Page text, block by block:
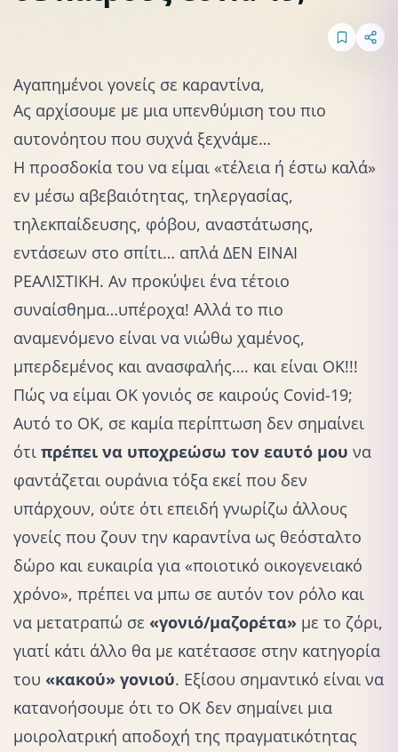
Aγαπημένοι γονείς σε καραντίνα,
Ας αρχίσουμε με μια υπενθύμιση του πιο
αυτονόητου που συχνά ξεχνάμε…
Η προσδοκία του να είμαι «τέλεια ή έστω καλά»
εν μέσω αβεβαιότητας, τηλεργασίας,
τηλεκπαίδευσης, φόβου, αναστάτωσης,
εντάσεων στο σπίτι… απλά ΔΕΝ ΕΙΝΑΙ
ΡΕΑΛΙΣΤΙΚΗ. Αν προκύψει ένα τέτοιο
συναίσθημα…υπέροχα! Αλλά το πιο
αναμενόμενο είναι να νιώθω χαμένος,
μπερδεμένος και ανασφαλής…. και είναι ΟΚ!!!
Πώς να είμαι ΟΚ γονιός σε καιρούς Covid-19;
Αυτό το ΟΚ, σε καμία περίπτωση δεν σημαίνει
ότι πρέπει να υποχρεώσω τον εαυτό μου να
φαντάζεται ουράνια τόξα εκεί που δεν
υπάρχουν, ούτε ότι επειδή γνωρίζω άλλους
γονείς που ζουν την καραντίνα ως θεόσταλτο
δώρο και ευκαιρία για «ποιοτικό οικογενειακό
χρόνο», πρέπει να μπω σε αυτόν τον ρόλο και
να μετατραπώ σε «γονιό/μαζορέτα» με το ζόρι,
γιατί κάτι άλλο θα με κατέτασσε στην κατηγορία
του «κακού» γονιού. Εξίσου σημαντικό είναι να
κατανοήσουμε ότι το ΟΚ δεν σημαίνει μια
μοιρολατρική αποδοχή της πραγματικότητας